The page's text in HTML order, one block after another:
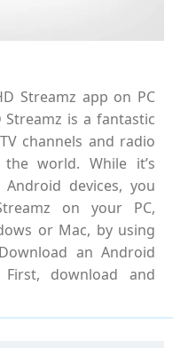
Streamz app on PC
Streamz is a fantastic
channels and radio
world. While it’s
devices, you
on your PC,
or Mac, by using
an Android
download and